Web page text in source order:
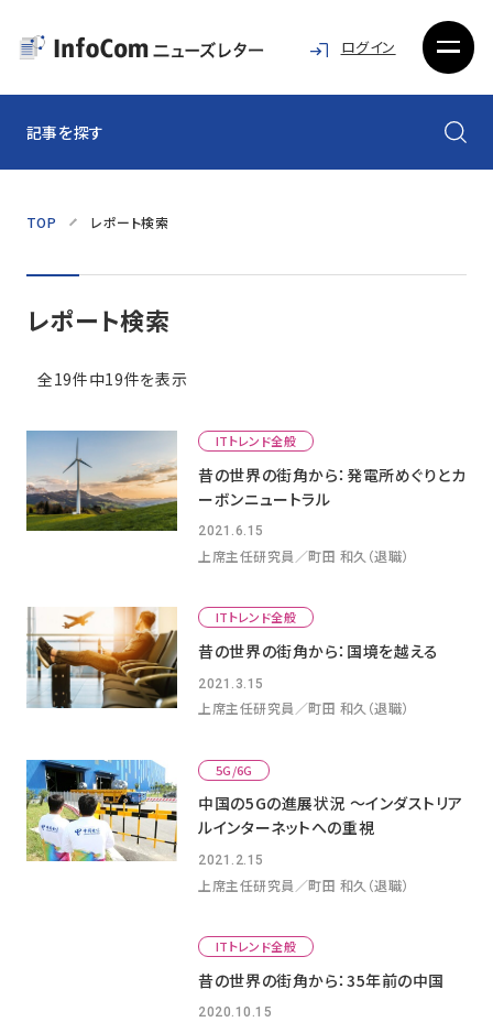
ログイン
記事を探す
TOP レポート検索
レポート検索
全19件中19件を表示
ITトレンド全般
昔の世界の街角から：発電所めぐりとカ
ーボンニュートラル
2021.6.15
上席主任研究員／町田 和久（退職）
ITトレンド全般
昔の世界の街角から：国境を越える
2021.3.15
上席主任研究員／町田 和久（退職）
5G/6G
中国の5Gの進展状況 ～インダストリア
ルインターネットへの重視
2021.2.15
上席主任研究員／町田 和久（退職）
ITトレンド全般
昔の世界の街角から：35年前の中国
2020.10.15